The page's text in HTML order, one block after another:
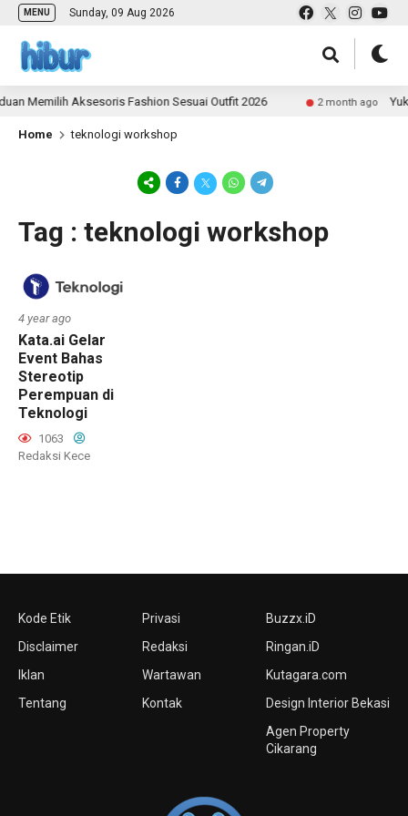
MENU Sunday, 09 Aug 2026
Memilih Aksesoris Fashion Sesuai Outfit 2026 2 month ago
Home teknologi workshop
Tag : teknologi workshop
4 year ago
Kata.ai Gelar
Event Bahas
Stereotip
Perempuan di
Teknologi
1063
Redaksi Kece
Kode Etik
Disclaimer
Iklan
Tentang
Privasi
Redaksi
Wartawan
Kontak
Buzzx.iD
Ringan.iD
Kutagara.com
Design Interior Bekasi
Agen Property
Cikarang